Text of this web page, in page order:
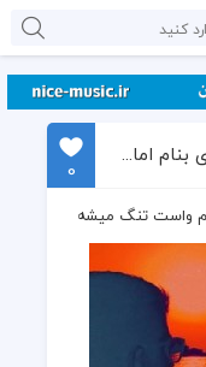
دانلود آهنگ جدید زانیار خسروی بنام اما دلم واست تنگ میشه
0
واست تنگ میشه